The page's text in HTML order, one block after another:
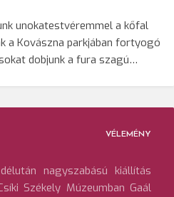
unokatestvéremmel a kőfal
a Kovászna parkjában fortyogó
dobjunk a fura szagú…
VÉLEMÉNY
nagyszabású kiállítás
Székely Múzeumban Gaál